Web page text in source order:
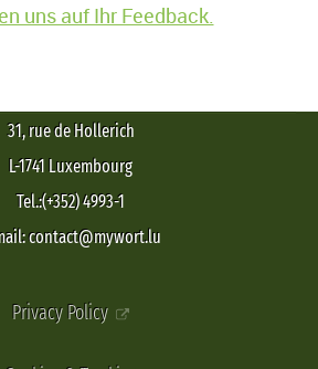
uns auf Ihr Feedback.
31, rue de Hollerich
L-1741 Luxembourg
Tel.:(+352) 4993-1
contact@mywort.lu
Privacy Policy